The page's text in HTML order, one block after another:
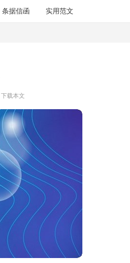
条据信函 实用范文
下载本文